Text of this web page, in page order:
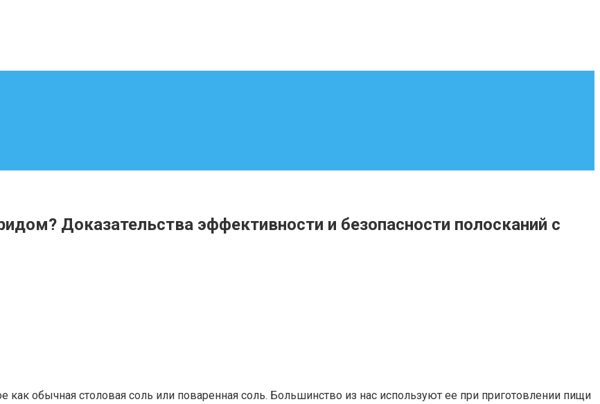
Доказательства эффективности и безопасности полосканий с
как обычная столовая соль или поваренная соль. Большинство из нас используют ее при приготовлении пищи